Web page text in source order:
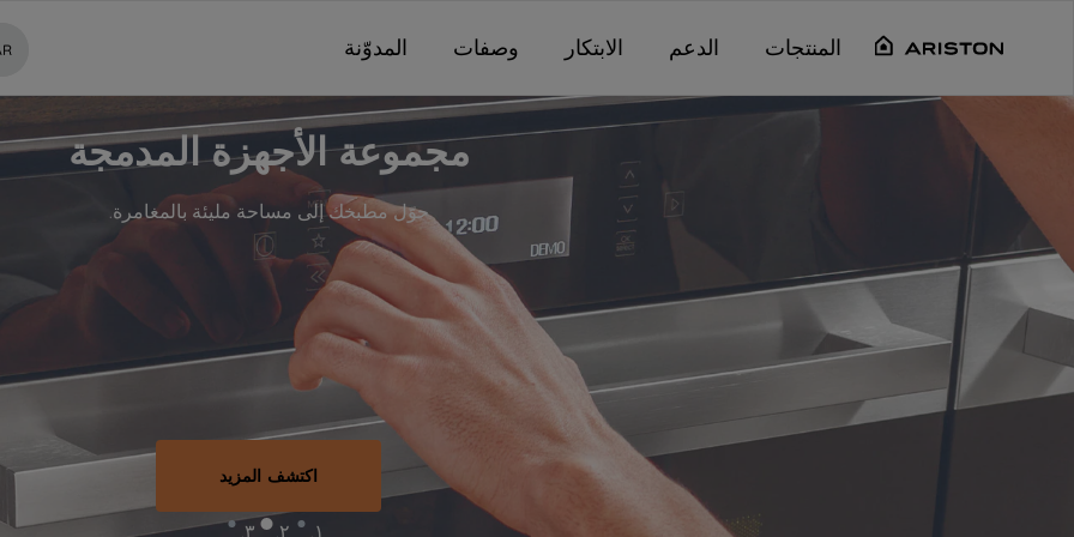
المنتجات الدعم الابتكار وصفات المدوّنة
مجموعة الأجهزة المدمجة
حوّل مطبخك إلى مساحة مليئة بالمغامرة.
اكتشف المزيد